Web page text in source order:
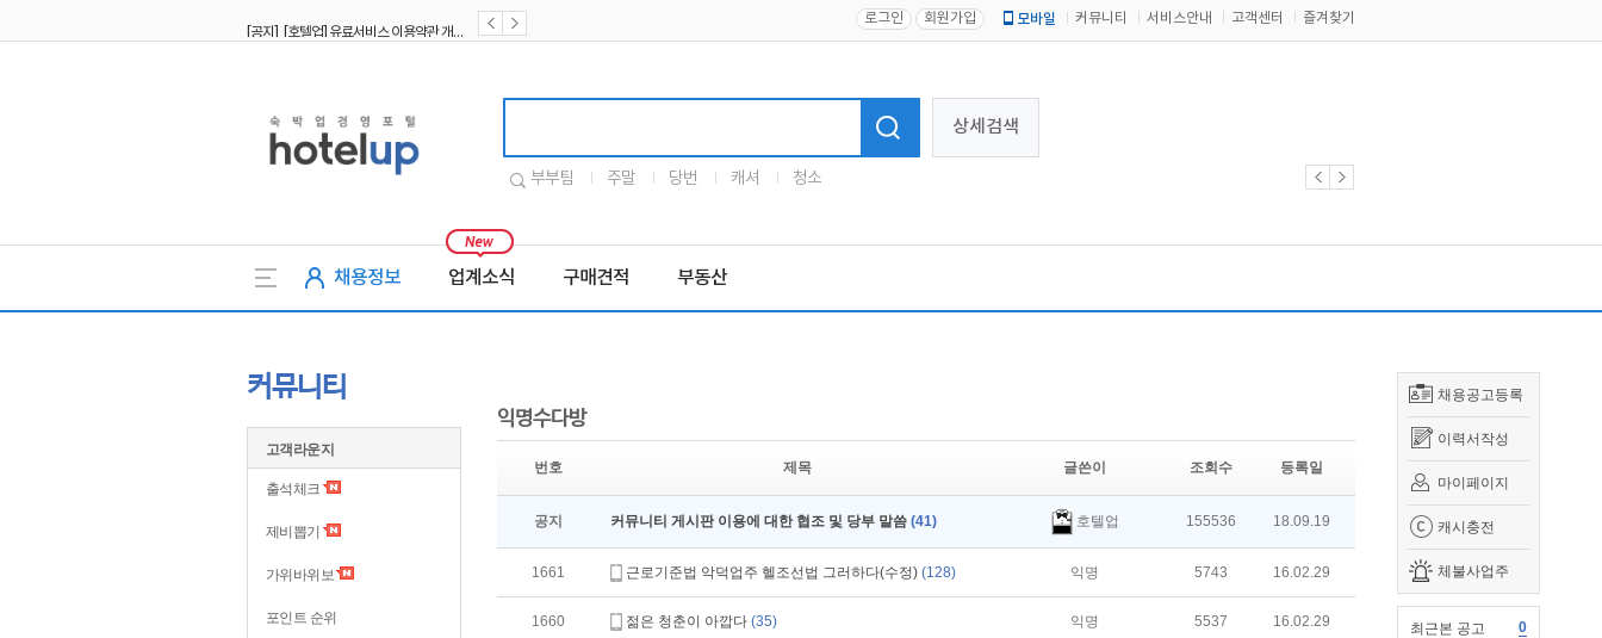
로그인 회원가입 모바일 커뮤니티 서비스안내 고객센터 즐겨찾기
상세검색
부부팀 주말 당번 캐셔 청소
채용정보 업계소식 구매견적 부동산
채용공고등록
이력서작성
마이페이지
캐시충전
체불사업주
최근본 공고 0
커뮤니티
고객라운지
출석체크
제비뽑기
가위바위보
포인트 순위
익명수다방
번호 제목 글쓴이 조회수 등록일
공지 커뮤니티 게시판 이용에 대한 협조 및 당부 말씀 (41) 호텔업 155536 18.09.19
1661 근로기준법 악덕업주 헬조선법 그러하다(수정) (128) 익명 5743 16.02.29
1660 젊은 청춘이 아깝다 (35) 익명 5537 16.02.29